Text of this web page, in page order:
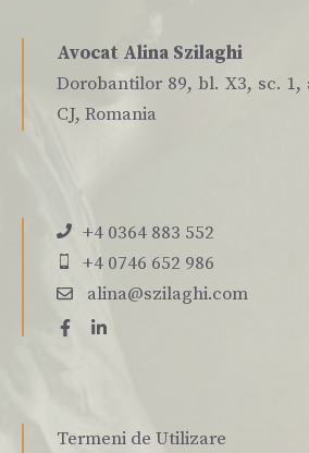
Avocat Alina Szilaghi
Dorobantilor 89, bl. X3, sc. 1,
CJ, Romania
+4 0364 883 552
+4 0746 652 986
alina@szilaghi.com
Termeni de Utilizare